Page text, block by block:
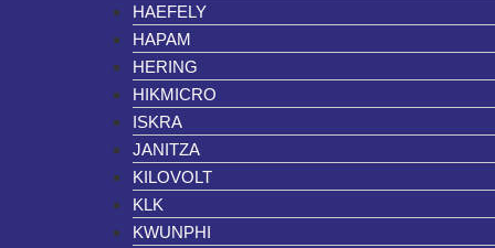
HAEFELY
HAPAM
HERING
HIKMICRO
ISKRA
JANITZA
KILOVOLT
KLK
KWUNPHI